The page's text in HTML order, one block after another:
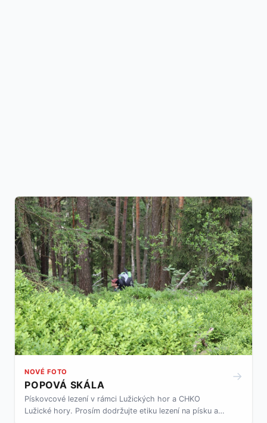
NOVÉ FOTO
POPOVÁ SKÁLA
Pískovcové lezení v rámci Lužických hor a CHKO
Lužické hory. Prosím dodržujte etiku lezení na písku a
→